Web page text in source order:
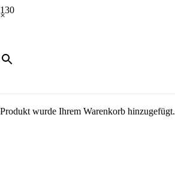
×
Produkt wurde Ihrem Warenkorb hinzugefügt.